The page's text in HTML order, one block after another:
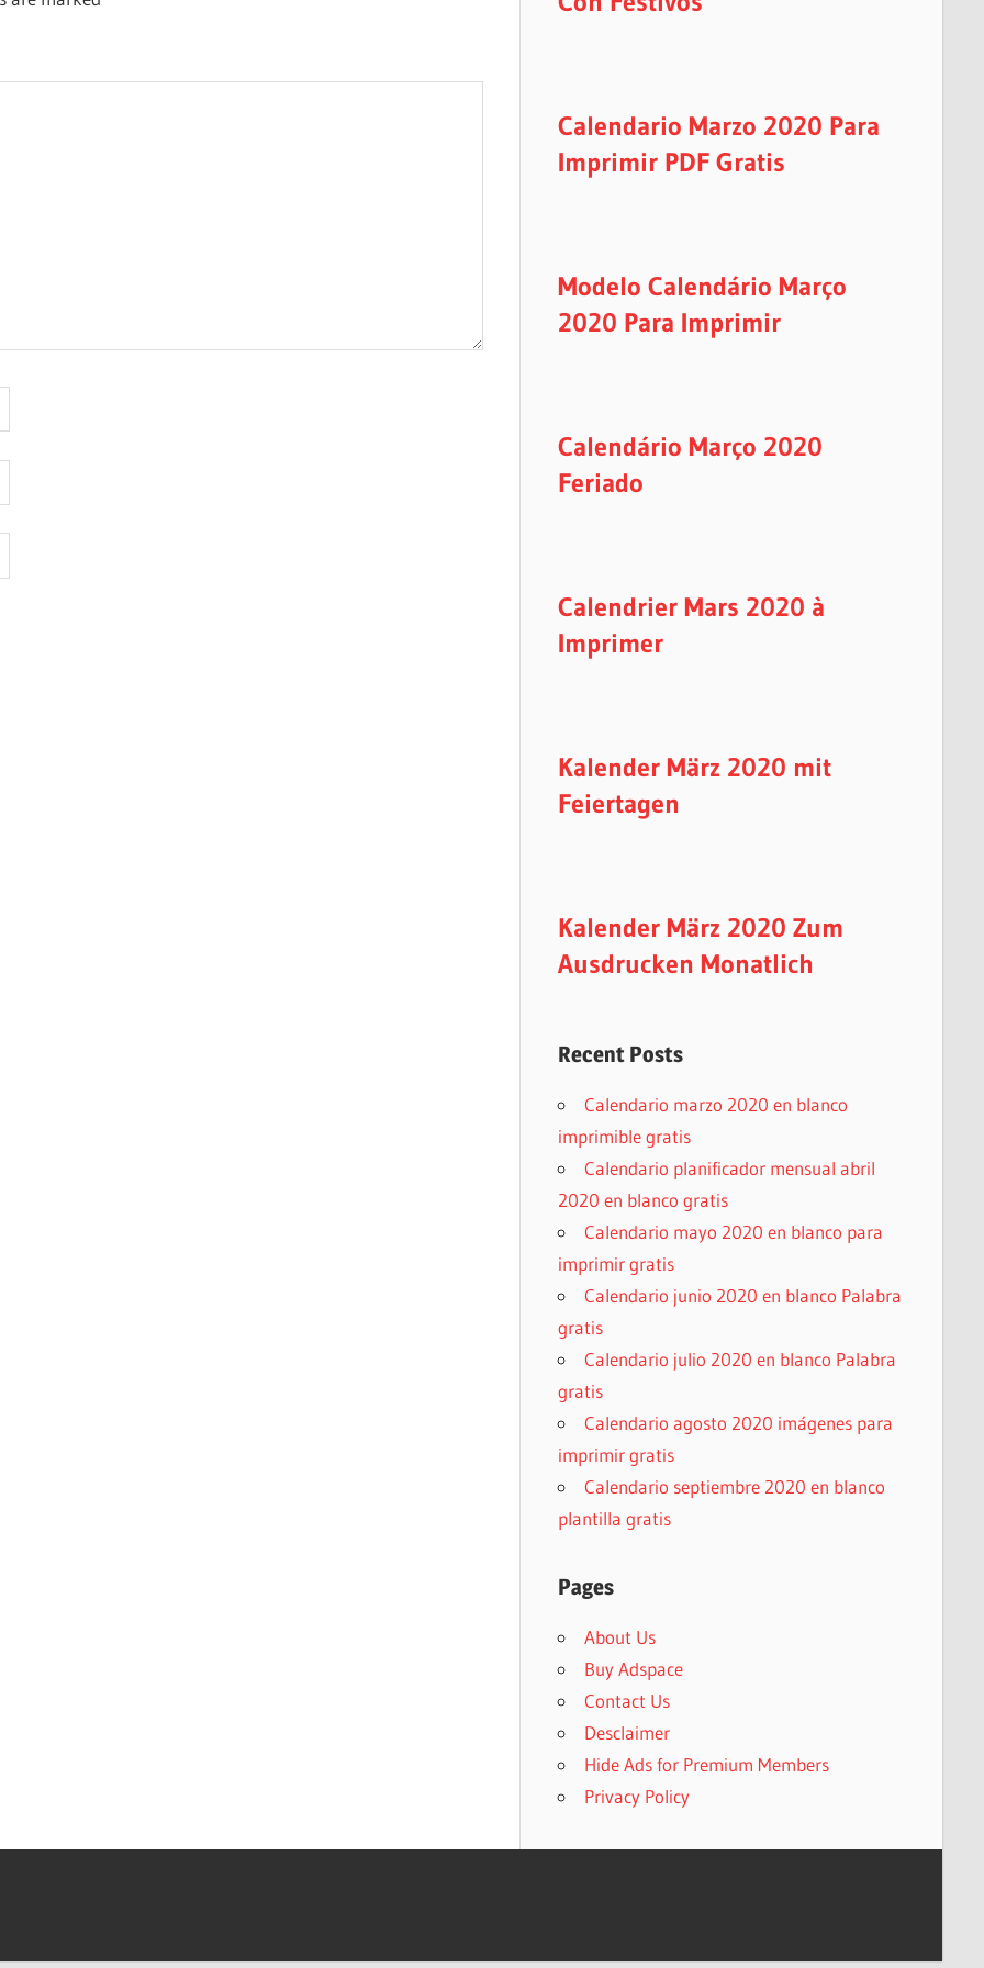
Calendario Marzo 2020 Para
Imprimir PDF Gratis
Modelo Calendário Março
2020 Para Imprimir
Calendário Março 2020
Feriado
Calendrier Mars 2020 à
Imprimer
Kalender März 2020 mit
Feiertagen
Kalender März 2020 Zum
Ausdrucken Monatlich
Recent Posts
Calendario marzo 2020 en blanco
imprimible gratis
Calendario planificador mensual abril
2020 en blanco gratis
Calendario mayo 2020 en blanco para
imprimir gratis
Calendario junio 2020 en blanco Palabra
gratis
Calendario julio 2020 en blanco Palabra
gratis
Calendario agosto 2020 imágenes para
imprimir gratis
Calendario septiembre 2020 en blanco
plantilla gratis
Pages
About Us
Buy Adspace
Contact Us
Desclaimer
Hide Ads for Premium Members
Privacy Policy